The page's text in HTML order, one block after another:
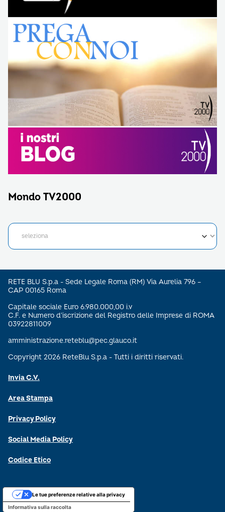
Mondo TV2000
RETE BLU S.p.a - Sede Legale Roma (RM) Via Aurelia 796 –
CAP 00165 Roma
Capitale sociale Euro 6.980.000,00 i.v
C.F. e Numero d’iscrizione del Registro delle Imprese di ROMA
03922811009
amministrazione.reteblu@pec.glauco.it
Copyright 2026 ReteBlu S.p.a - Tutti i diritti riservati.
Invia C.V.
Area Stampa
Privacy Policy
Social Media Policy
Codice Etico
Informativa sulla raccolta
Le tue preferenze relative alla privacy